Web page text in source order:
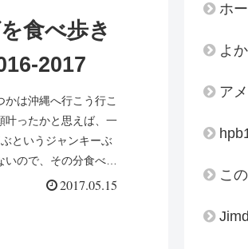
食べ歩き
2017
は沖縄へ行こう行こ
叶ったかと思えば、一
というジャンキーぶ
いので、その分食べる
2017.05.15
ホ
よ
ア
こ